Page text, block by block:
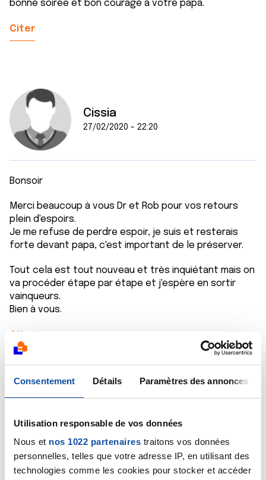
Consentement Détails Paramètres des annonces
Utilisation responsable de vos données
Nous et nos 1022 partenaires traitons vos données
personnelles, telles que votre adresse IP, en utilisant des
technologies comme les cookies pour stocker et accéder
bonne soirée et bon courage a votre papa.
Citer
Cissia
27/02/2020 - 22:20
Bonsoir
Merci beaucoup à vous Dr et Rob pour vos retours
plein d'espoirs.
Je me refuse de perdre espoir, je suis et resterais
forte devant papa, c'est important de le préserver.
Tout cela est tout nouveau et très inquiétant mais on
va procéder étape par étape et j'espère en sortir
vainqueurs.
Bien à vous.
Cissia